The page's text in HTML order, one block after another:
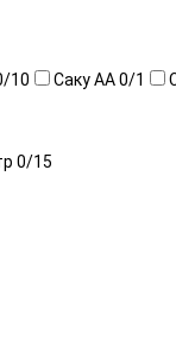
/10 Саку АА0/1
0/15